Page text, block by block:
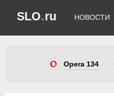
SLO.ru НОВОСТИ
Opera 134